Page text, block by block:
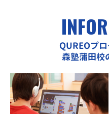
QUREOプ
森塾蒲田校